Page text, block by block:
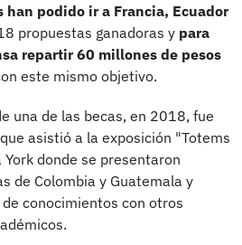
han podido ir a Francia, Ecuador
propuestas ganadoras y para
repartir 60 millones de pesos
este mismo objetivo.
una de las becas, en 2018, fue
asistió a la exposición "Totems
donde se presentaron
de Colombia y Guatemala y
conocimientos con otros